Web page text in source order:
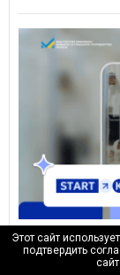
23.06.2026
От NPC до
Этот сайт
подтвердить